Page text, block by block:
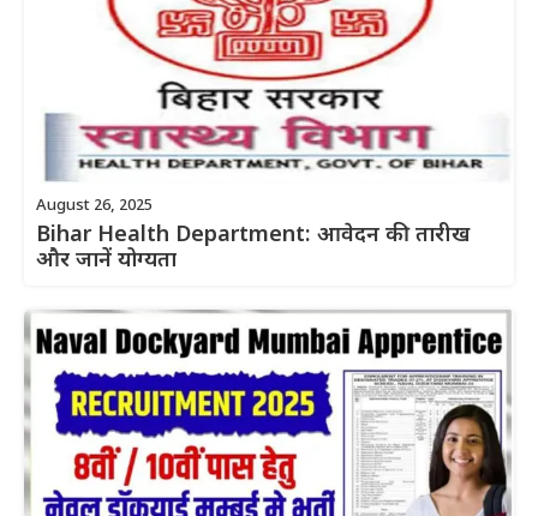
August 26, 2025
Bihar Health Department: आवेदन की तारीख
और जानें योग्यता